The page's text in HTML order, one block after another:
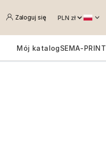
Zaloguj się
Mój katalogSEMA-PRINT